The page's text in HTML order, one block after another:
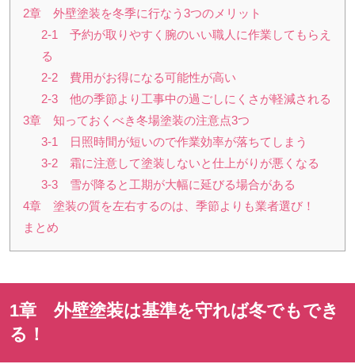
2章 外壁塗装を冬季に行なう3つのメリット
2-1 予約が取りやすく腕のいい職人に作業してもらえ
る
2-2 費用がお得になる可能性が高い
2-3 他の季節より工事中の過ごしにくさが軽減される
3章 知っておくべき冬場塗装の注意点3つ
3-1 日照時間が短いので作業効率が落ちてしまう
3-2 霜に注意して塗装しないと仕上がりが悪くなる
3-3 雪が降ると工期が大幅に延びる場合がある
4章 塗装の質を左右するのは、季節よりも業者選び！
まとめ
1章 外壁塗装は基準を守れば冬でもでき
る！